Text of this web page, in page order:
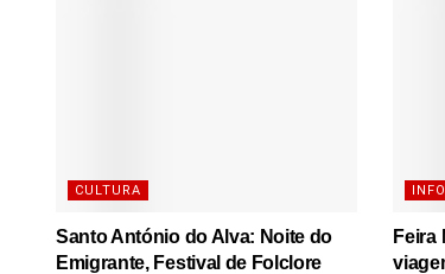
CULTURA
Santo António do Alva: Noite do
Emigrante, Festival de Folclore
Feira